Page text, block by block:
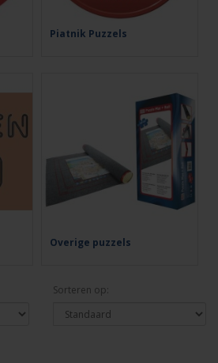
Piatnik Puzzels
Overige puzzels
Sorteren op: